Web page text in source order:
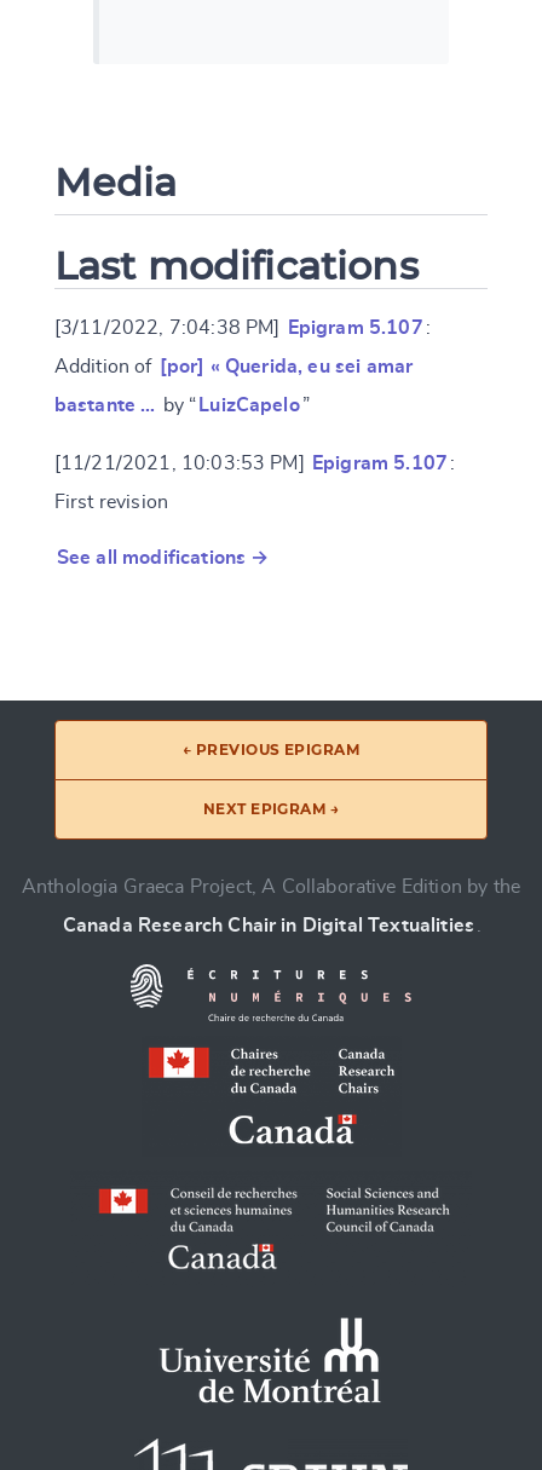
Media
Last modifications
[3/11/2022, 7:04:38 PM] Epigram 5.107 :
Addition of [por] « Querida, eu sei amar
bastante …
by “ LuizCapelo”
[11/21/2021, 10:03:53 PM] Epigram 5.107 :
First revision
See all modifications →
← PREVIOUS EPIGRAM
NEXT EPIGRAM →
Anthologia Graeca Project, A Collaborative Edition by the
Canada Research Chair in Digital Textualities